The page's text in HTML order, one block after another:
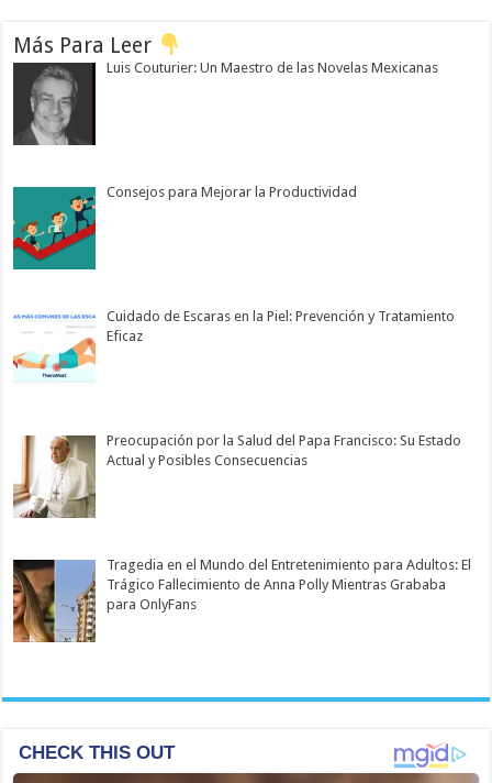
Más Para Leer
Luis Couturier: Un Maestro de las Novelas Mexicanas
Consejos para Mejorar la Productividad
Cuidado de Escaras en la Piel: Prevención y Tratamiento
Eficaz
Preocupación por la Salud del Papa Francisco: Su Estado
Actual y Posibles Consecuencias
Tragedia en el Mundo del Entretenimiento para Adultos: El
Trágico Fallecimiento de Anna Polly Mientras Grababa
para OnlyFans